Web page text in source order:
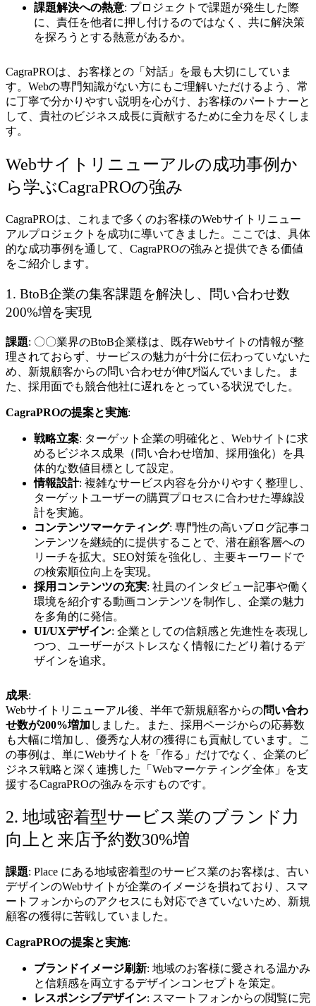
課題解決への熱意: プロジェクトで課題が発生した際
に、責任を他者に押し付けるのではなく、共に解決策
を探ろうとする熱意があるか。
CagraPROは、お客様との「対話」を最も大切にしていま
す。Webの専門知識がない方にもご理解いただけるよう、常
に丁寧で分かりやすい説明を心がけ、お客様のパートナーと
して、貴社のビジネス成長に貢献するために全力を尽くしま
す。
Webサイトリニューアルの成功事例か
ら学ぶCagraPROの強み
CagraPROは、これまで多くのお客様のWebサイトリニュー
アルプロジェクトを成功に導いてきました。ここでは、具体
的な成功事例を通して、CagraPROの強みと提供できる価値
をご紹介します。
1. BtoB企業の集客課題を解決し、問い合わせ数
200%増を実現
課題: 〇〇業界のBtoB企業様は、既存Webサイトの情報が整
理されておらず、サービスの魅力が十分に伝わっていないた
め、新規顧客からの問い合わせが伸び悩んでいました。ま
た、採用面でも競合他社に遅れをとっている状況でした。
CagraPROの提案と実施:
戦略立案: ターゲット企業の明確化と、Webサイトに求
めるビジネス成果（問い合わせ増加、採用強化）を具
体的な数値目標として設定。
情報設計: 複雑なサービス内容を分かりやすく整理し、
ターゲットユーザーの購買プロセスに合わせた導線設
計を実施。
コンテンツマーケティング: 専門性の高いブログ記事コ
ンテンツを継続的に提供することで、潜在顧客層への
リーチを拡大。SEO対策を強化し、主要キーワードで
の検索順位向上を実現。
採用コンテンツの充実: 社員のインタビュー記事や働く
環境を紹介する動画コンテンツを制作し、企業の魅力
を多角的に発信。
UI/UXデザイン: 企業としての信頼感と先進性を表現し
つつ、ユーザーがストレスなく情報にたどり着けるデ
ザインを追求。
成果:
Webサイトリニューアル後、半年で新規顧客からの問い合わ
せ数が200%増加 しました。また、採用ページからの応募数
も大幅に増加し、優秀な人材の獲得にも貢献しています。こ
の事例は、単にWebサイトを「作る」だけでなく、企業のビ
ジネス戦略と深く連携した「Webマーケティング全体」を支
援するCagraPROの強みを示すものです。
2. 地域密着型サービス業のブランド力
向上と来店予約数30%増
課題: Place にある地域密着型のサービス業のお客様は、古い
デザインのWebサイトが企業のイメージを損ねており、スマ
ートフォンからのアクセスにも対応できていないため、新規
顧客の獲得に苦戦していました。
CagraPROの提案と実施:
ブランドイメージ刷新: 地域のお客様に愛される温かみ
と信頼感を両立するデザインコンセプトを策定。
レスポンシブデザイン: スマートフォンからの閲覧に完